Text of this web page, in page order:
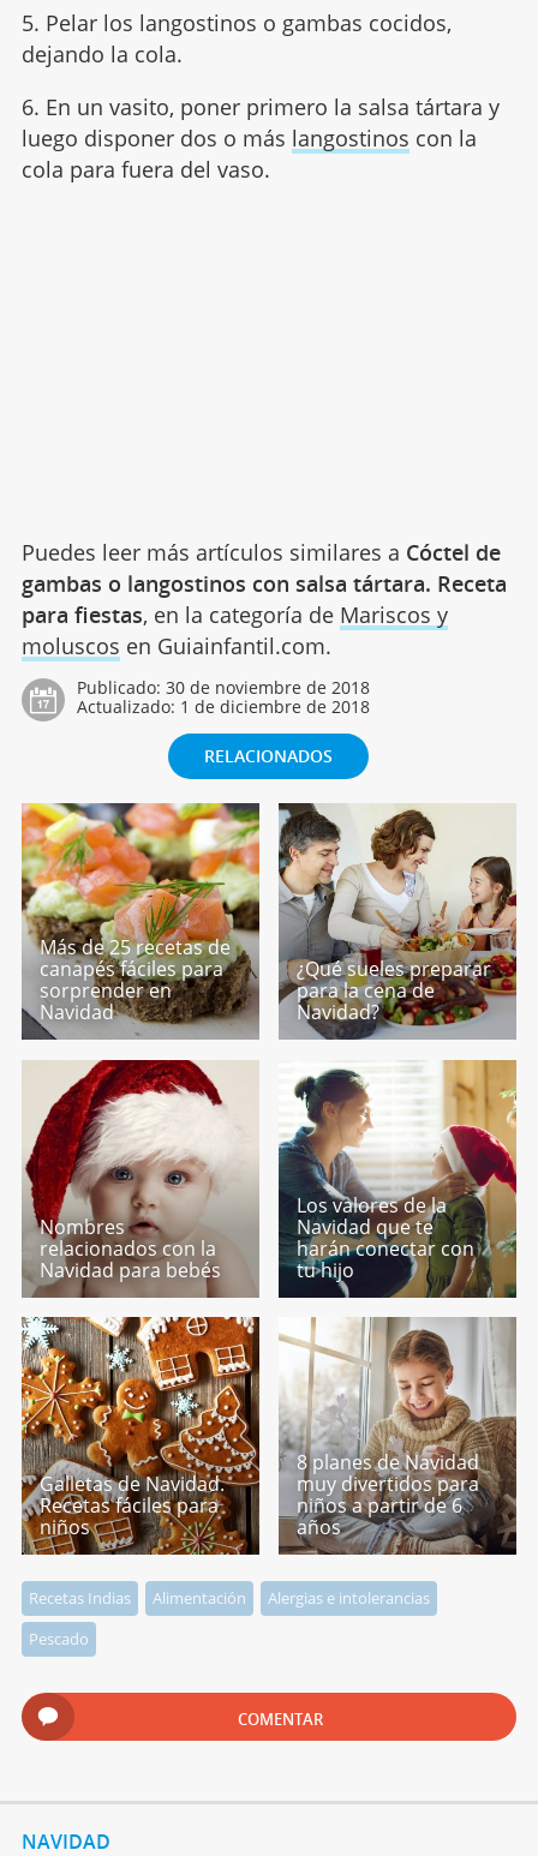
5. Pelar los langostinos o gambas cocidos,
dejando la cola.
6. En un vasito, poner primero la salsa tártara y
luego disponer dos o más langostinos con la
cola para fuera del vaso.
Puedes leer más artículos similares a Cóctel de
gambas o langostinos con salsa tártara. Receta
para fiestas, en la categoría de Mariscos y
moluscos en Guiainfantil.com.
Publicado: 30 de noviembre de 2018
Actualizado: 1 de diciembre de 2018
RELACIONADOS
Más de 25 recetas de
canapés fáciles para
sorprender en
Navidad
¿Qué sueles preparar
para la cena de
Navidad?
Nombres
relacionados con la
Navidad para bebés
Los valores de la
Navidad que te
harán conectar con
tu hijo
Galletas de Navidad.
Recetas fáciles para
niños
8 planes de Navidad
muy divertidos para
niños a partir de 6
años
Recetas Indias Alimentación
Alergias e intolerancias
Pescado
COMENTAR
NAVIDAD